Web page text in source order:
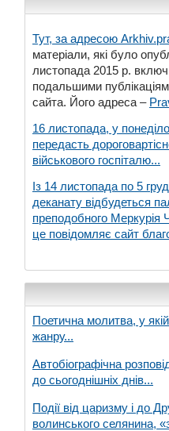
Тут, за адресою
матеріали, які було
листопада 2015 р.
подальшими
сайта. Його адреса –
16 листопада, у
передасть
військового госпіталю...
Із 14 листопада по 5
деканату відбудеться
преподобного Меркурія
це повідомляє сайт
Поетична молитва, у
жанру...
Автобіографічна
до сьогоднішніх днів...
Події від царизму і до
волинського селянина,